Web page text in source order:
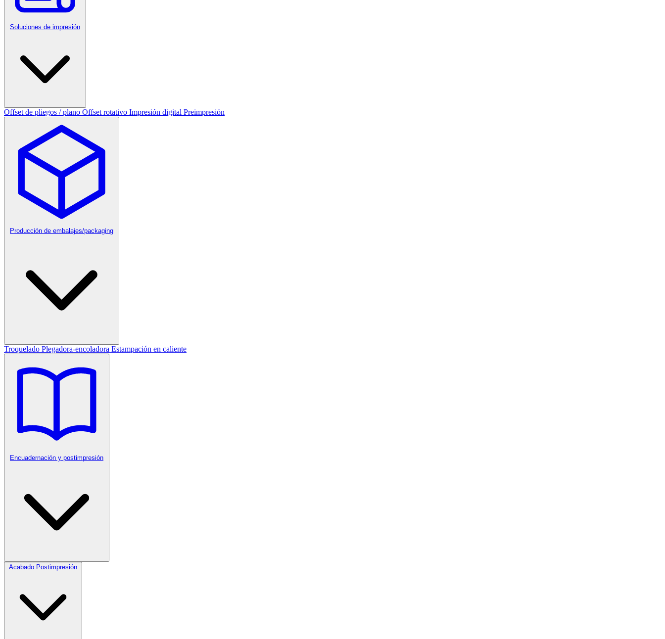
Soluciones de impresión
Offset de pliegos / plano Offset rotativo Impresión digital Preimpresión
Producción de embalajes/packaging
Troquelado Plegadora-encoladora Estampación en caliente
Encuadernación y postimpresión
Acabado Postimpresión